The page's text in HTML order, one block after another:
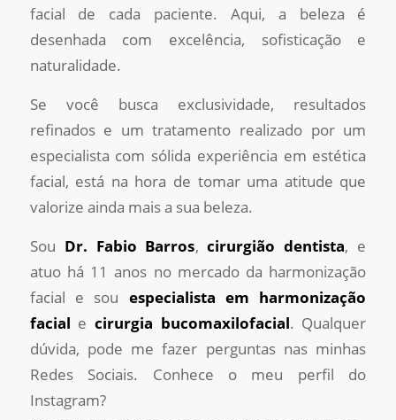
facial de cada paciente. Aqui, a beleza é
desenhada com excelência, sofisticação e
naturalidade.
Se você busca exclusividade, resultados
refinados e um tratamento realizado por um
especialista com sólida experiência em estética
facial, está na hora de tomar uma atitude que
valorize ainda mais a sua beleza.
Sou Dr. Fabio Barros,cirurgião dentista, e
atuo há 11 anos no mercado da harmonização
facial e sou especialista em harmonização
facial e cirurgia bucomaxilofacial. Qualquer
dúvida, pode me fazer perguntas nas minhas
Redes Sociais. Conhece o meu perfil do
Instagram?